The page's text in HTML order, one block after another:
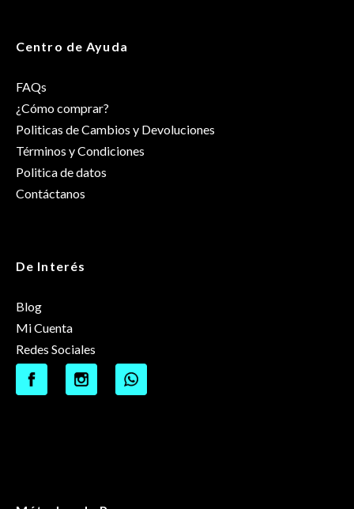
Centro de Ayuda
FAQs
¿Cómo comprar?
Politicas de Cambios y Devoluciones
Términos y Condiciones
Politica de datos
Contáctanos
De Interés
Blog
Mi Cuenta
Redes Sociales